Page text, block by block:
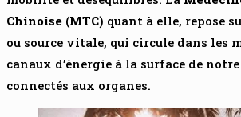
Chinoise (MTC) quant à elle, repose
ou source vitale, qui circule dans les
canaux d’énergie à la surface de
connectés aux organes.